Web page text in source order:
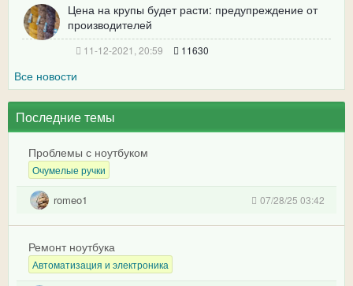
Цена на крупы будет расти: предупреждение от
производителей
11-12-2021, 20:59 11630
Все новости
Последние темы
Проблемы с ноутбуком
Очумелые ручки
romeo1 07/28/25 03:42
Ремонт ноутбука
Автоматизация и электроника